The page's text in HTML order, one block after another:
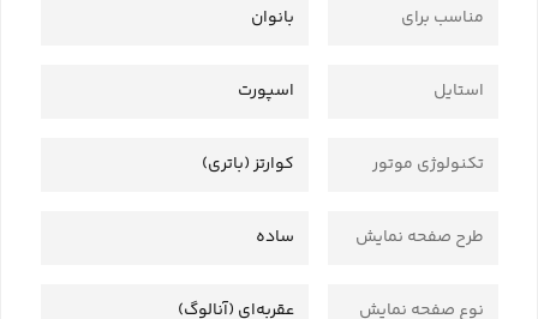
مناسب برای بانوان
استایل اسپورت
تکنولوژی موتور کوارتز (باتری)
طرح صفحه نمایش ساده
نوع صفحه نمایش عقربه‌ای (آنالوگ)